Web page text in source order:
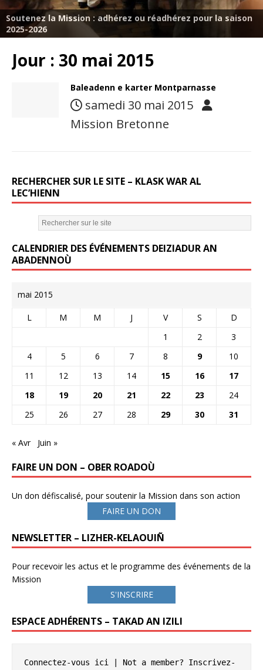
Soutenez la Mission : adhérez ou réadhérez pour la saison
2025-2026
Jour : 30 mai 2015
Baleadenn e karter Montparnasse
samedi 30 mai 2015
Mission Bretonne
RECHERCHER SUR LE SITE – KLASK WAR AL
LEC’HIENN
CALENDRIER DES ÉVÉNEMENTS DEIZIADUR AN
ABADENNOÙ
mai 2015
L M M J V S
D
1
2
3
4
5 6 7 8 9
10
11
12 13 14 15 16
17
18
19 20 21 22 23
24
25
26 27 28 29 30 31
« Avr Juin »
FAIRE UN DON – OBER ROADOÙ
Un don défiscalisé, pour soutenir la Mission dans son action
FAIRE UN DON
NEWSLETTER – LIZHER-KELAOUIÑ
Pour recevoir les actus et le programme des événements de la
Mission
S'INSCRIRE
ESPACE ADHÉRENTS – TAKAD AN IZILI
Connectez-vous ici | Not a member? Inscrivez-